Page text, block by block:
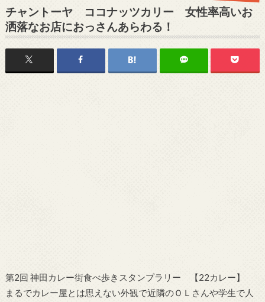
チャントーヤ ココナッツカリー 女性率高いお
洒落なお店におっさんあらわる！
第2回 神田カレー街食べ歩きスタンプラリー 【22カレー】
まるでカレー屋とは思えない外観で近隣のＯＬさんや学生で人